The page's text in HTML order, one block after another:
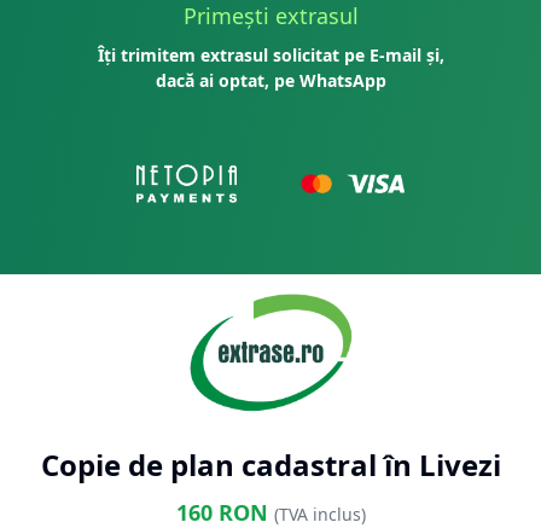
Primești extrasul
Îți trimitem extrasul solicitat pe E-mail și,
dacă ai optat, pe WhatsApp
Copie de plan cadastral în Livezi
160RON (TVA inclus)